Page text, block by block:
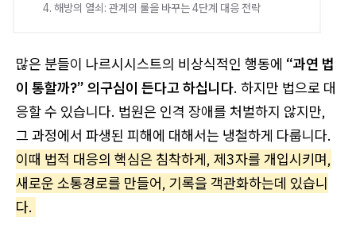
4. 해방의 열쇠: 관계의 룰을 바꾸는 4단계 대응 전략
많은 분들이 나르시시스트의 비상식적인 행동에 “과연 법
이 통할까?” 의구심이 든다고 하십니다. 하지만 법으로 대
응할 수 있습니다. 법원은 인격 장애를 처벌하지 않지만,
그 과정에서 파생된 피해에 대해서는 냉철하게 다룹니다.
이때 법적 대응의 핵심은 침착하게, 제3자를 개입시키며,
새로운 소통경로를 만들어, 기록을 객관화하는데 있습니
다.